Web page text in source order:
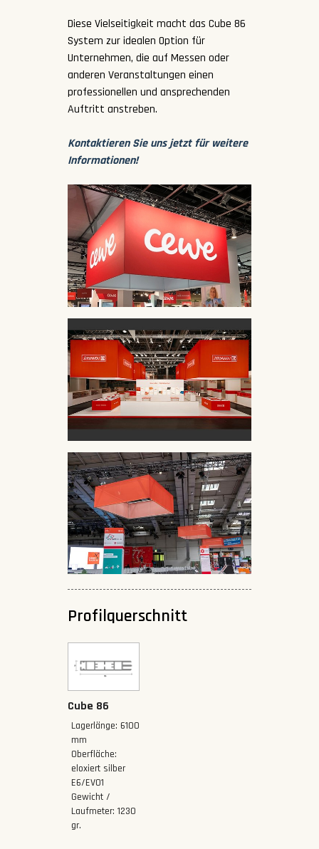
Diese Vielseitigkeit macht das Cube 86
System zur idealen Option für
Unternehmen, die auf Messen oder
anderen Veranstaltungen einen
professionellen und ansprechenden
Auftritt anstreben.
Kontaktieren Sie uns jetzt für weitere
Informationen!
Profilquerschnitt
Cube 86
Lagerlänge: 6100
mm
Oberfläche:
eloxiert silber
E6/EV01
Gewicht /
Laufmeter: 1230
gr.